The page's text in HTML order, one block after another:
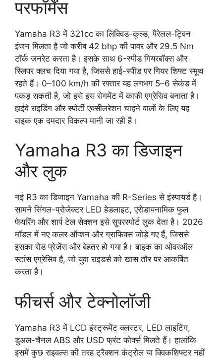
परफॉर्मेंस
Yamaha R3 में 321cc का लिक्विड-कूल्ड, पैरेलल-ट्विन
इंजन मिलता है जो करीब 42 bhp की पावर और 29.5 Nm
टॉर्क जनरेट करता है। इसके साथ 6-स्पीड गियरबॉक्स और
स्लिपर क्लच दिया गया है, जिससे हाई-स्पीड पर गियर शिफ्ट स्मूथ
रहते हैं। 0–100 km/h की रफ्तार यह लगभग 5–6 सेकंड में
पकड़ सकती है, जो इसे इस सेगमेंट में काफी एग्रेसिव बनाता है।
हाईवे राइडिंग और स्पोर्टी एक्सीलरेशन चाहने वालों के लिए यह
बाइक एक दमदार विकल्प मानी जा रही है।
Yamaha R3 का डिजाइन
और लुक
नई R3 का डिजाइन Yamaha की R-Series से इंस्पायर्ड है।
सामने सिंगल-प्रोजेक्टर LED हेडलाइट, एरोडायनामिक फुल
फेयरिंग और शार्प टेल सेक्शन इसे सुपरस्पोर्ट लुक देता है। 2026
मॉडल में नए कलर ऑप्शन और ग्राफिक्स जोड़े गए हैं, जिससे
इसका रोड प्रेजेंस और बेहतर हो गया है। बाइक का ओवरऑल
स्टांस एग्रेसिव है, जो युवा राइडर्स को खास तौर पर आकर्षित
करता है।
फीचर्स और टेक्नोलॉजी
Yamaha R3 में LCD इंस्ट्रूमेंट क्लस्टर, LED लाइटिंग,
डुअल-चैनल ABS और USD फ्रंट फोर्क्स मिलते हैं। हालांकि
इसमें कुछ राइवल्स की तरह ट्रैक्शन कंट्रोल या क्विकशिफ्टर नहीं